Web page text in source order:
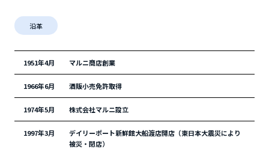
沿革
1951年4月 マルニ商店創業
1966年6月 酒販小売免許取得
1974年5月 株式会社マルニ設立
1997年3月
デイリーポート新鮮館大船渡店開店（東日本大震災により
被災・閉店）